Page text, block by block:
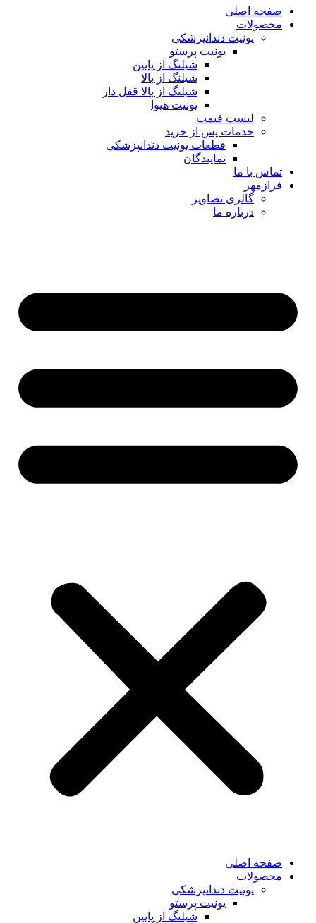
صفحه اصلی
محصولات
یونیت دندانپزشکی
یونیت پرستو
شیلنگ از پایین
شیلنگ از بالا
شیلنگ از بالا قفل دار
یونیت هیوا
لیست قیمت
خدمات پس از خرید
قطعات یونیت دندانپزشکی
نمایندگان
تماس با ما
فرازمهر
گالری تصاویر
درباره ما
صفحه اصلی
محصولات
یونیت دندانپزشکی
یونیت پرستو
شیلنگ از پایین